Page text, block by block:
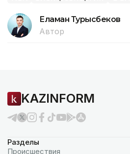
Еламан Турысбеков
Автор
KAZINFORM
Разделы
Происшествия